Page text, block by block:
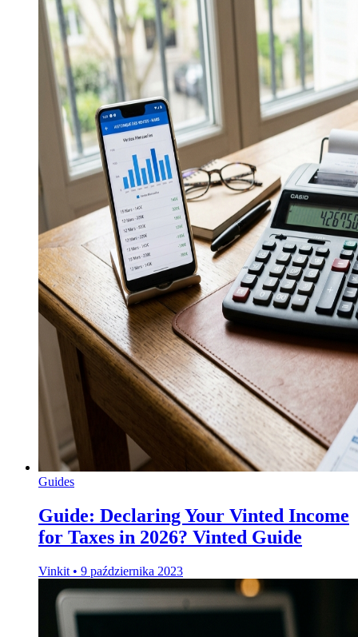
Guides
Guide: Declaring Your Vinted Income
for Taxes in 2026? Vinted Guide
Vinkit • 9 października 2023